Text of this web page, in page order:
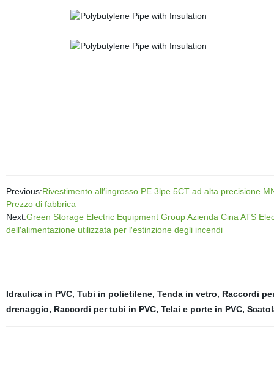
Previous:Rivestimento all′ingrosso PE 3lpe 5CT ad alta precisione
Prezzo di fabbrica
Next:Green Storage Electric Equipment Group Azienda Cina ATS
dell′alimentazione utilizzata per l′estinzione degli incendi
Idraulica in PVC, Tubi in polietilene, Tenda in vetro, Raccordi
drenaggio, Raccordi per tubi in PVC, Telai e porte in PVC,